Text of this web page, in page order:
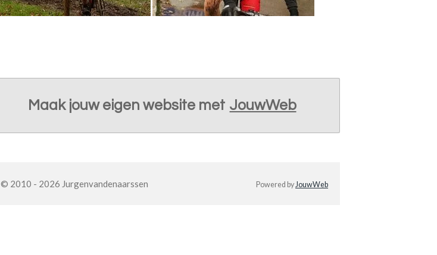
Maak jouw eigen website met JouwWeb
© 2010 - 2026 Jurgenvandenaarssen Powered byJouwWeb